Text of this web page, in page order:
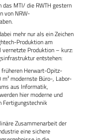
das MTI/ die RWTH gestern
von NRW-
mehr nur als ein Zeichen
Produktion am
Produktion – kurz:
entstehen:
Herwart-Opitz-
modernste Büro-, Labor-
aus Informatik,
hier moderne und
Fertigungstechnik
Zusammenarbeit der
eine sichere